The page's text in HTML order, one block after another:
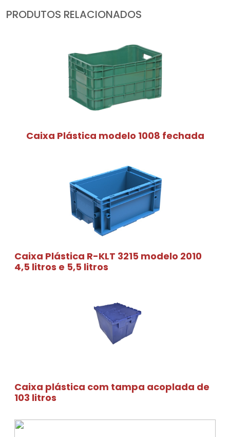
PRODUTOS RELACIONADOS
Caixa Plástica modelo 1008 fechada
Caixa Plástica R-KLT 3215 modelo 2010
4,5 litros e 5,5 litros
Caixa plástica com tampa acoplada de
103 litros